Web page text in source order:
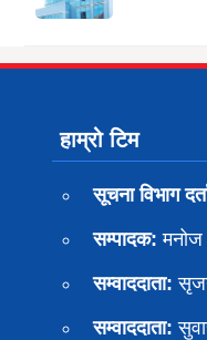
हाम्रो टिम
सूचना विभाग
सम्पादक:
सम्वाददाता:
सम्वाददाता: